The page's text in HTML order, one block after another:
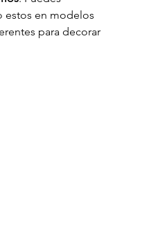
estos en modelos
para decorar